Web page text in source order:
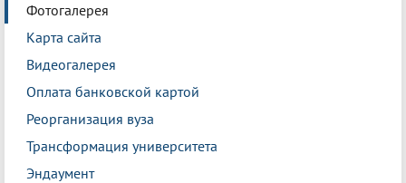
Фотогалерея
Карта сайта
Видеогалерея
Оплата банковской картой
Реорганизация вуза
Трансформация университета
Эндаумент